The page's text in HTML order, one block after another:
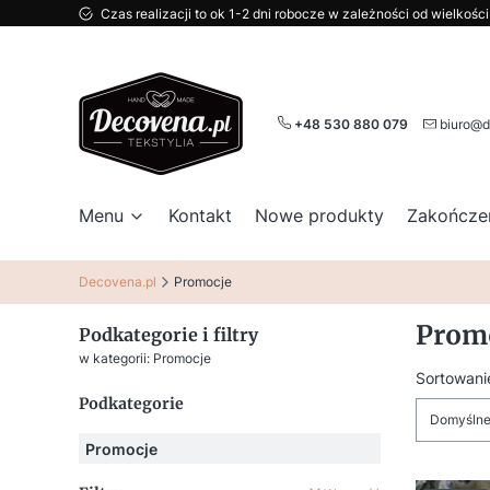
Czas realizacji to ok 1-2 dni robocze w zależności od
+48 530 880 079
Menu Kontakt Nowe produkty
Decovena.pl Promocje
Podkategorie i filtry
w kategorii: Promocje
Podkategorie
Promocje
Lista
Domyślne